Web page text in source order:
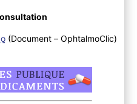
(Document – OphtalmoClic)